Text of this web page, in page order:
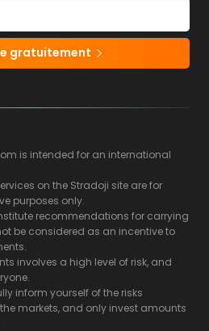
gratuitement
is intended for an international
on the Stradoji site are for
purposes only.
recommendations for carrying
be considered as an incentive to
involves a high level of risk, and
inform yourself of the risks
markets, and only invest amounts